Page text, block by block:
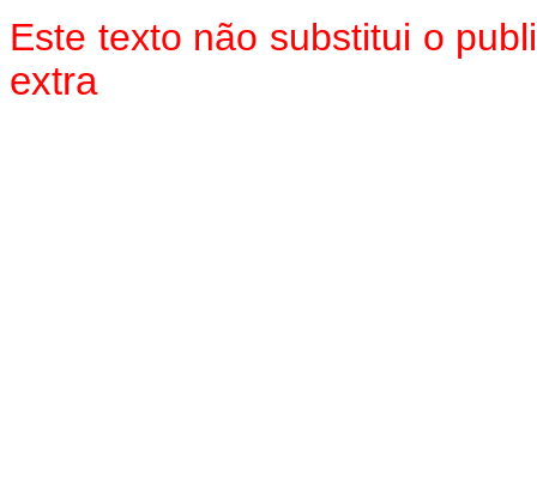
Este texto não substitui o
extra